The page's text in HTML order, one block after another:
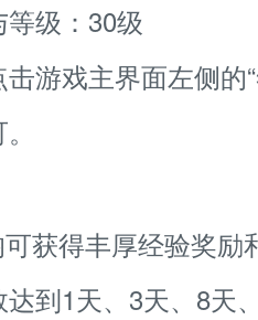
级：30级
戏主界面左侧的“
得丰厚经验奖励
到1天、3天、8天